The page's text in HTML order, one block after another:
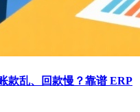
款乱、回款慢？靠谱 ERP